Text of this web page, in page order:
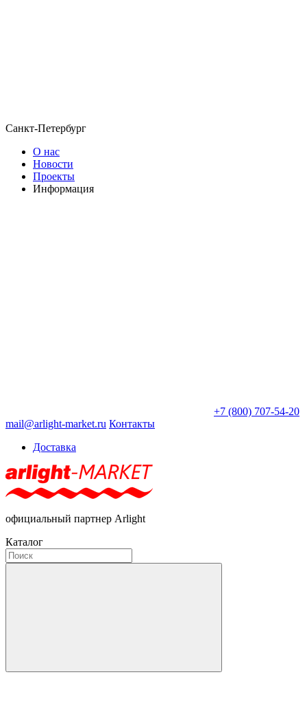
Санкт-Петербург
О нас
Новости
Проекты
Информация
+7 (800) 707-54-20
mail@arlight-market.ru Контакты
Доставка
официальный партнер Arlight
Каталог